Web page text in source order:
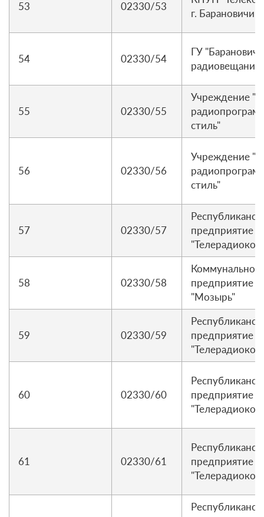
53 02330/53
г. Барановичи
54 02330/54
ГУ
55 02330/55
Учреждение
стиль"
56 02330/56
Учреждение
стиль"
57 02330/57
предприятие
58 02330/58
Коммунальное
предприятие
"Мозырь"
59 02330/59
предприятие
60 02330/60
предприятие
61 02330/61
предприятие